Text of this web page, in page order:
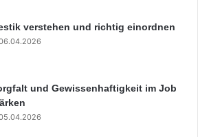
verstehen und richtig einordnen
und Gewissenhaftigkeit im Job